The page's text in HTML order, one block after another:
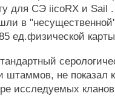
для СЭ iicoRX и Sail
в
ед.физической
не показал
исследуемых